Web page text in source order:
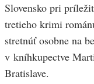
Slovensko pri
tretieho krimi
stretnúť osobne na
v kníhkupectve
Bratislave.